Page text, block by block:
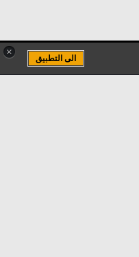
×
الى التطبيق